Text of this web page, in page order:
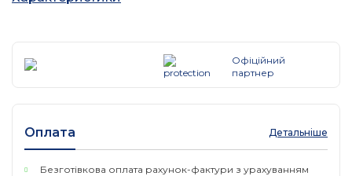
Розмір антени: 140×348×82 мм
Вага антени: 0.734 кг
штирок всередині)
Офіційний
партнер
Оплата Детальніше
Безготівкова оплата рахунок-фактури з урахуванням